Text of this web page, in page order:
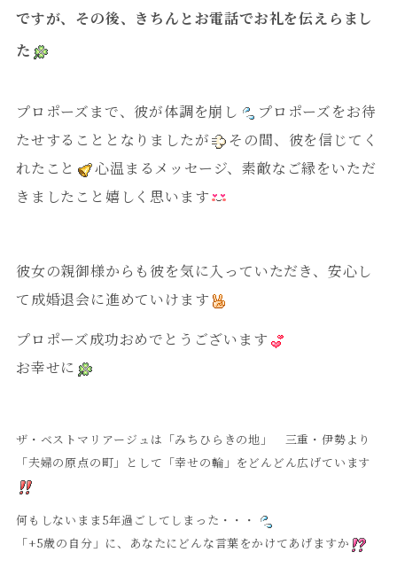
ですが、その後、きちんとお電話でお礼を伝えらまし
た
プロポーズまで、彼が体調を崩し
プロポーズをお待
たせすることとなりましたが
その間、彼を信じてく
れたこと
心温まるメッセージ、素敵なご縁をいただ
きましたこと嬉しく思います
彼女の親御様からも彼を気に入っていただき、安心し
て成婚退会に進めていけます
プロポーズ成功おめでとうございます
お幸せに
ザ・ベストマリアージュは「みちひらきの地」 三重・伊勢より
「夫婦の原点の町」として「幸せの輪」をどんどん広げています
何もしないまま5年過ごしてしまった・・・
「+5歳の自分」に、あなたにどんな言葉をかけてあげますか